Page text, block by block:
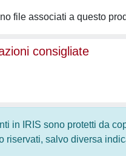
file associati a questo
consigliate
in IRIS sono protetti da
riservati, salvo diversa